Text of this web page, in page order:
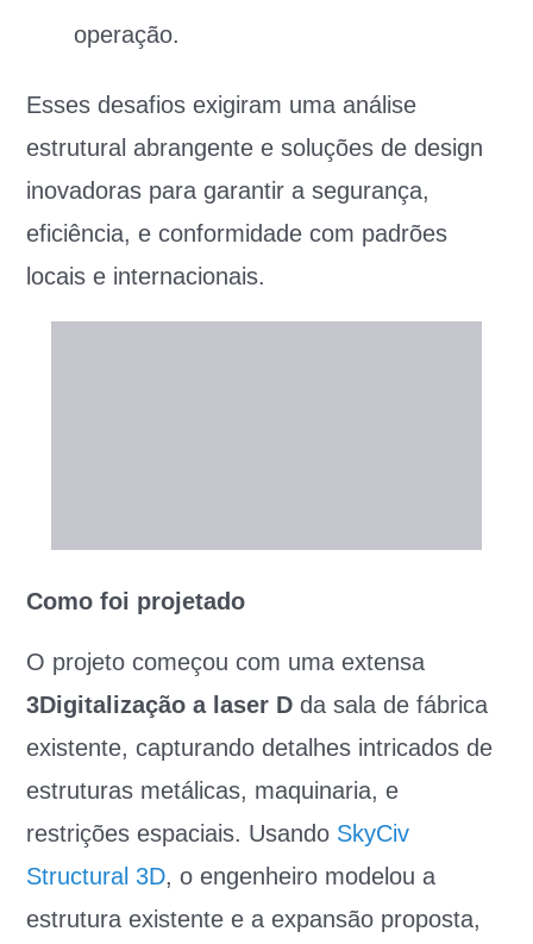
operação.
Esses desafios exigiram uma análise
estrutural abrangente e soluções de design
inovadoras para garantir a segurança,
eficiência, e conformidade com padrões
locais e internacionais.
Como foi projetado
O projeto começou com uma extensa
3Digitalização a laser D da sala de fábrica
existente, capturando detalhes intricados de
estruturas metálicas, maquinaria, e
restrições espaciais. Usando SkyCiv
Structural 3D, o engenheiro modelou a
estrutura existente e a expansão proposta,